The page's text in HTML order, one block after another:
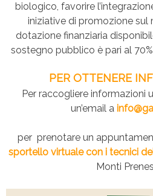
biologico, favorire
iniziative di promozione sul
dotazione finanziaria
sostegno pubblico è pari al
PER OTTENERE
Per raccogliere informazioni
un’email a
per prenotare un
sportello virtuale con i tecnici
Monti